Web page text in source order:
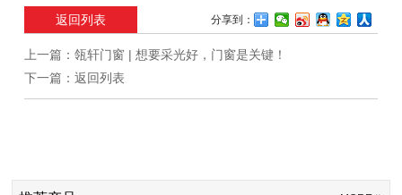
返回列表 分享到：
上一篇：瓴轩门窗 | 想要采光好，门窗是关键！
下一篇：返回列表